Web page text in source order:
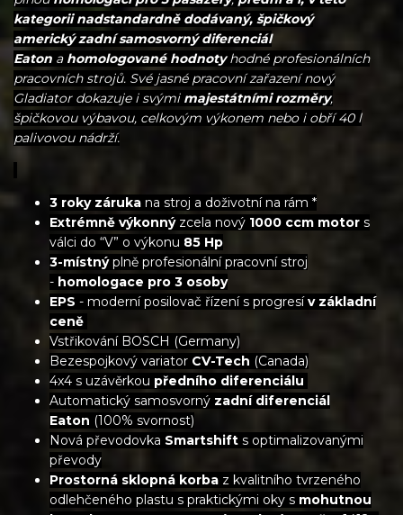
kategorii nadstandardně dodávaný, špičkový
americký zadní samosvorný diferenciál
Eaton a homologované hodnotyhodné profesionálních
pracovních strojů. Své jasné pracovní zařazení nový
Gladiator dokazuje i svými majestátními rozměry,
špičkovou výbavou, celkovým výkonem nebo i obří 40 l
palivovou nádrží.
3 roky záruka na stroj a doživotní na rám *
Extrémně výkonnýzcela nový 1000 ccm motor s
válci do “V” o výkonu 85 Hp
3-místnýplně profesionální pracovní stroj
- homologace pro 3 osoby
EPS - moderní posilovač řízení s progresív základní
ceně
Vstřikování BOSCH (Germany)
Bezespojkový variator CV-Tech (Canada)
4x4 s uzávěrkou předního diferenciálu
Automatický samosvorný zadní diferenciál
Eaton (100% svornost)
Nová převodovka Smartshift s optimalizovanými
převody
Prostorná sklopná korba z kvalitního tvrzeného
odlehčeného plastu s praktickými oky s mohutnou